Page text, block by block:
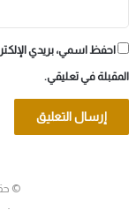
احفظ اسمي، بريدي
المقبلة في تعليقي.
©